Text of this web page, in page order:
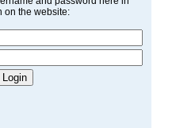
on the website: